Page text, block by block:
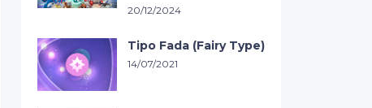
20/12/2024
Tipo Fada (Fairy Type)
14/07/2021